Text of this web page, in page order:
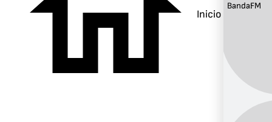
Inicio
Banda:FM